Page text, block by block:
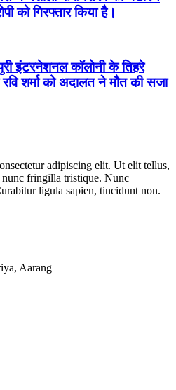
को गिरफ्तार किया है।
इंटरनेशनल कॉलोनी के तिहरे
रवि शर्मा को अदालत ने मौत की सजा
adipiscing elit. Ut elit tellus,
fringilla tristique. Nunc
ligula sapien, tincidunt non.
Aarang